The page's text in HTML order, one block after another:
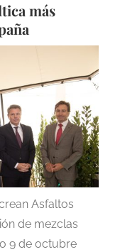
más
Asfaltos
de mezclas
9 de octubre